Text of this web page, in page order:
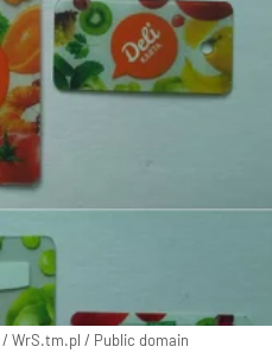
/ WrS.tm.pl / Public domain